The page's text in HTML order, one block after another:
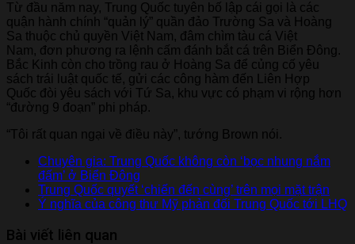
Từ đầu năm nay, Trung Quốc tuyên bố lập cái gọi là các
quận hành chính “quản lý” quần đảo Trường Sa và Hoàng
Sa thuộc chủ quyền Việt Nam, đâm chìm tàu cá Việt
Nam, đơn phương ra lệnh cấm đánh bắt cá trên Biển Đông.
Bắc Kinh còn cho trồng rau ở Hoàng Sa để củng cố yêu
sách trái luật quốc tế, gửi các công hàm đến Liên Hợp
Quốc đòi yêu sách với Tứ Sa, khu vực có phạm vi rộng hơn
“đường 9 đoạn” phi pháp.
“Tôi rất quan ngại về điều này”, tướng Brown nói.
Chuyên gia: Trung Quốc không còn ‘bọc nhung nắm
đấm’ ở Biển Đông
Trung Quốc quyết ‘chiến đến cùng’ trên mọi mặt trận
Ý nghĩa của công thư Mỹ phản đối Trung Quốc tới LHQ
Bài viết liên quan